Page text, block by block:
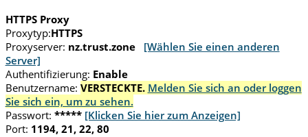
HTTPS Proxy
Proxytyp:HTTPS
Proxyserver: nz.trust.zone
[Wählen Sie einen anderen
Server]
Authentifizierung: Enable
Benutzername: VERSTECKTE. Melden Sie sich an oder loggen
Sie sich ein, um zu sehen.
Passwort: ***** [Klicken Sie hier zum Anzeigen]
Port: 1194, 21, 22, 80